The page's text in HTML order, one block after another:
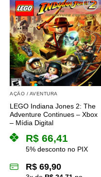
tem
várias
variantes.
As
opções
podem
ser
escolhidas
na
página
do
produto
AÇÃO / AVENTURA
LEGO Indiana Jones 2: The
Adventure Continues – Xbox
– Mídia Digital
R$ 66,41
5% desconto no PIX
R$ 69,90